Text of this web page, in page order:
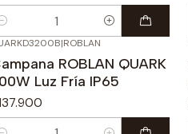
|ROBLAN
ROBLAN QUARK
Luz Fría IP65